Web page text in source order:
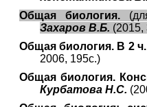
Общая биология.
Захаров В.Б. (2015,
Общая биология. В 2
2006, 195с.)
Общая биология.
Курбатова Н.С.